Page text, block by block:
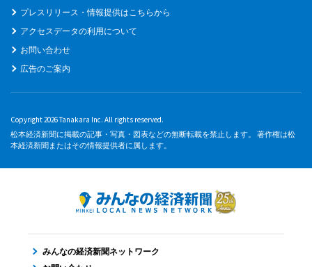
プレスリリース・情報提供はこちらから
アクセスデータの利用について
お問い合わせ
広告のご案内
Copyright 2026 Tanakara Inc. All rights reserved.
松本経済新聞に掲載の記事・写真・図表などの無断転載を禁止します。 著作権は松
本経済新聞またはその情報提供者に属します。
みんなの経済新聞ネットワーク